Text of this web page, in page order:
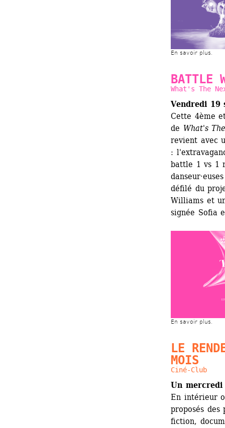
En savoir plus.
BATTLE
What's The
Vendredi 19
Cette 4ème
de What's
revient avec
:
battle 1 vs 1
défilé du
Williams et
signée Sofia
En savoir plus.
LE
MOIS
Ciné-Club
Un mercredi
En intérieur
proposés
fiction,